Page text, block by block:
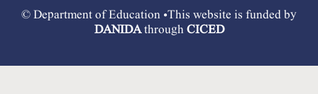
© Department of Education •This website is funded by
DANIDAthroughCICED